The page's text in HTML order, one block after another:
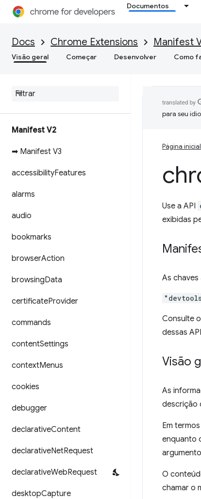
Documentos
Docs Chrome Extensions Manifest
Visão geral Começar Desenvolver Como
Manifest V2
➡ Manifest V3
accessibilityFeatures
alarms
audio
bookmarks
browserAction
browsingData
certificateProvider
commands
contentSettings
contextMenus
cookies
debugger
declarativeContent
declarativeNetRequest
declarativeWebRequest
desktopCapture
para seu
Página inicial
Use a API
exibidas
As
Consulte o
dessas
Visão
As
descrição
Em
enquanto
O
chamar o